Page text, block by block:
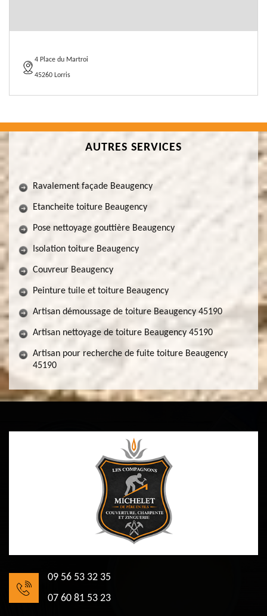
4 Place du Martroi
45260 Lorris
AUTRES SERVICES
Ravalement façade Beaugency
Etancheite toiture Beaugency
Pose nettoyage gouttière Beaugency
Isolation toiture Beaugency
Couvreur Beaugency
Peinture tuile et toiture Beaugency
Artisan démoussage de toiture Beaugency 45190
Artisan nettoyage de toiture Beaugency 45190
Artisan pour recherche de fuite toiture Beaugency
45190
09 56 53 32 35
07 60 81 53 23